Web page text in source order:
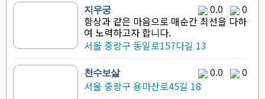
지우궁 0.0
0
항상과 같은 마음으로 매순간 최선을 다하
여 노력하고자 합니다.
서울 중랑구 동일로157다길 13
천수보살 0.0
0
서울 중랑구 용마산로45길 18